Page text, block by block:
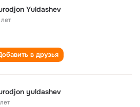
Yuldashev
в друзья
Murodjon yuldashev